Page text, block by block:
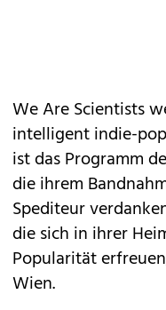
We Are Scientists
intelligent indie-
ist das Programm
die ihrem
Spediteur
die sich in ihrer
Popularität
Wien.